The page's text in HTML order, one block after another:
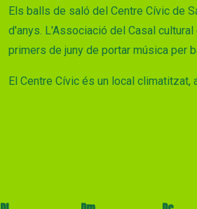
Els balls de saló del Centre Cívic de
d'anys. L'Associació del Casal
primers de juny de portar música per
El Centre Cívic és un local